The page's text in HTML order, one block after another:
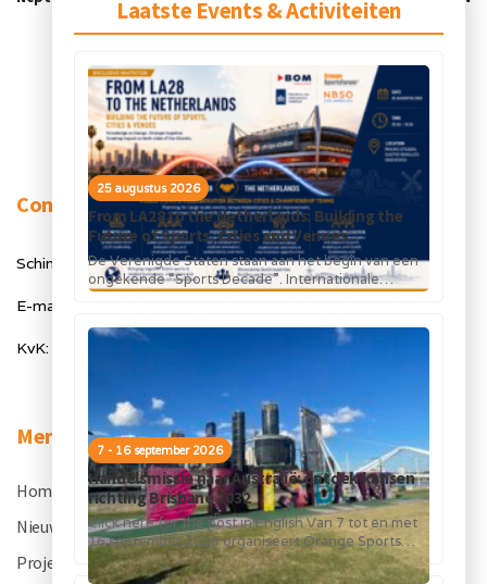
Laatste Events & Activiteiten
25 augustus 2026
From LA28 to the Netherlands: Building the
Future of Sports, Cities and Venues
De Verenigde Staten staan aan het begin van een
ongekende “Sports Decade”. Internationale
topsportevenementen en grote investeringen in
7 - 16 september 2026
Handelsmissie naar Australië: ontdek kansen
richting Brisbane 2032
Click here for the post in English Van 7 tot en met
16 september 2026 organiseert Orange Sports
Forum in...
Contact
Schimmelt 40, 5611 ZX Eindhoven
E-mail: info@orangesportsforum.com
KvK: 50334905
Menu
Home
Nieuws
Projecten